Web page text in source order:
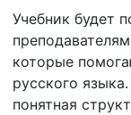
Учебник будет
которые
русского
понятная